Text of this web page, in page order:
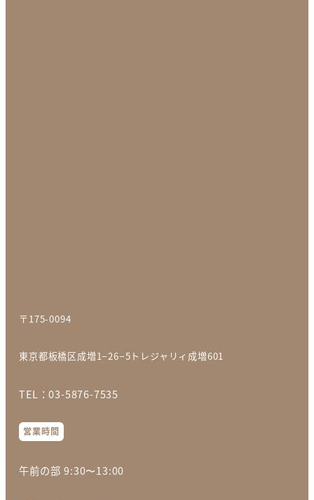
〒175-0094
東京都板橋区成増1−26−5トレジャリィ成増601
TEL：03-5876-7535
営業時間
午前の部 9:30〜13:00